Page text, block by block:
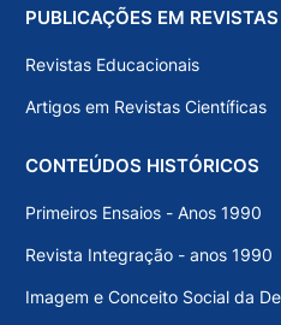
PUBLICAÇÕES EM REVISTAS
Revistas Educacionais
Artigos em Revistas Científicas
CONTEÚDOS HISTÓRICOS
Primeiros Ensaios - Anos 1990
Revista Integração - anos 1990
Imagem e Conceito Social da